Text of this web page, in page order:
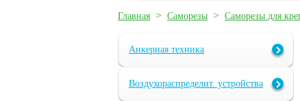
Главная > Саморезы > Саморезы для
Анкерная техника
Воздухораспределит. устройства